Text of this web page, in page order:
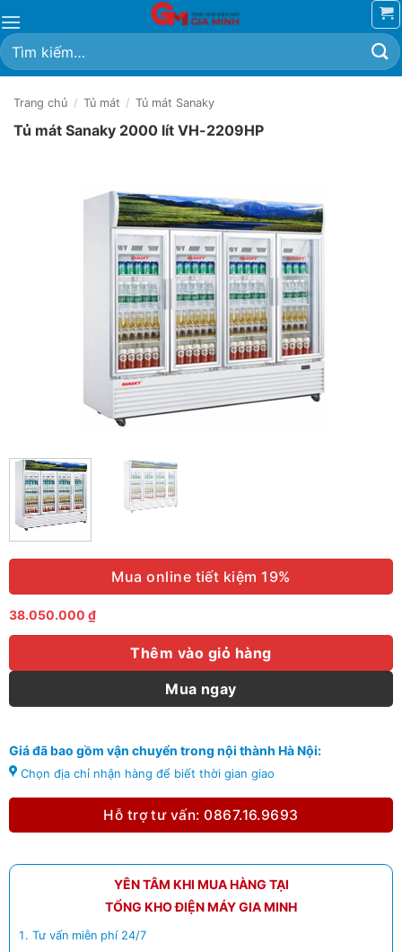
qua
nội
dung
Tìm
kiếm:
Trang chủ / Tủ mát / Tủ mát Sanaky
Tủ mát Sanaky 2000 lít VH-2209HP
Mua online tiết kiệm 19%
38.050.000 ₫
Thêm vào giỏ hàng
Mua ngay
Giá đã bao gồm vận chuyển trong nội thành Hà Nội:
Chọn địa chỉ nhận hàng để biết thời gian giao
Hỗ trợ tư vấn: 0867.16.9693
YÊN TÂM KHI MUA HÀNG TẠI
TỔNG KHO ĐIỆN MÁY GIA MINH
Tư vấn miễn phí 24/7